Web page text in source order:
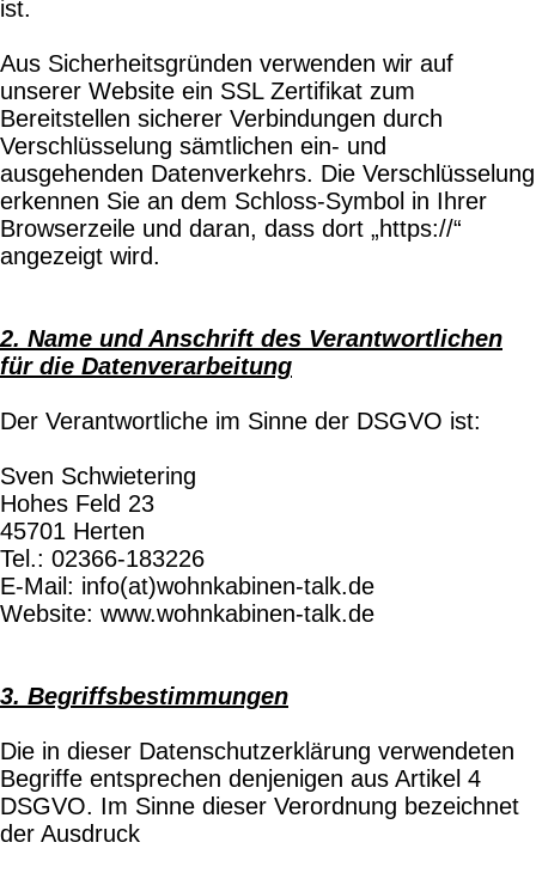
ist.
Aus Sicherheitsgründen verwenden wir auf
unserer Website ein SSL Zertifikat zum
Bereitstellen sicherer Verbindungen durch
Verschlüsselung sämtlichen ein- und
ausgehenden Datenverkehrs. Die Verschlüsselung
erkennen Sie an dem Schloss-Symbol in Ihrer
Browserzeile und daran, dass dort „https://“
angezeigt wird.
2. Name und Anschrift des Verantwortlichen
für die Datenverarbeitung
Der Verantwortliche im Sinne der DSGVO ist:
Sven Schwietering
Hohes Feld 23
45701 Herten
Tel.: 02366-183226
E-Mail: info(at)wohnkabinen-talk.de
Website: www.wohnkabinen-talk.de
3. Begriffsbestimmungen
Die in dieser Datenschutzerklärung verwendeten
Begriffe entsprechen denjenigen aus Artikel 4
DSGVO. Im Sinne dieser Verordnung bezeichnet
der Ausdruck